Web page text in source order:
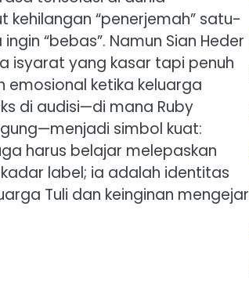
kehilangan “penerjemah” satu-
“bebas”. Namun Sian Heder
isyarat yang kasar tapi penuh
emosional ketika keluarga
di audisi—di mana Ruby
simbol kuat:
harus belajar melepaskan
label; ia adalah identitas
Tuli dan keinginan mengejar